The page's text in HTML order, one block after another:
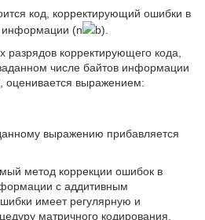
код, корректирующий ошибки в
информации (n
b).
разрядов корректирующего кода,
числе байтов информации
оценивается выражением:
выражению прибавляется
метод коррекции ошибок в
с аддитивным
имеет регулярную и
матричного кодирования.